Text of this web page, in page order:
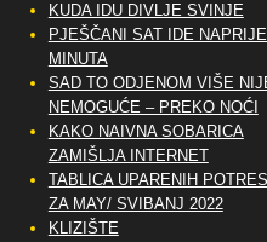
KUDA IDU DIVLJE SVINJE
PJEŠČANI SAT IDE
MINUTA
SAD TO ODJENOM VIŠE
NEMOGUĆE – PREKO NOĆI
KAKO NAIVNA SOBARICA
ZAMIŠLJA INTERNET
TABLICA UPARENIH
ZA MAY/ SVIBANJ 2022
KLIZIŠTE